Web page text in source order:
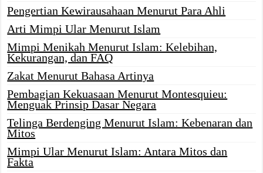
Pengertian Kewirausahaan Menurut Para Ahli
Arti Mimpi Ular Menurut Islam
Mimpi Menikah Menurut Islam: Kelebihan,
Kekurangan, dan FAQ
Zakat Menurut Bahasa Artinya
Pembagian Kekuasaan Menurut Montesquieu:
Menguak Prinsip Dasar Negara
Telinga Berdenging Menurut Islam: Kebenaran dan
Mitos
Mimpi Ular Menurut Islam: Antara Mitos dan
Fakta